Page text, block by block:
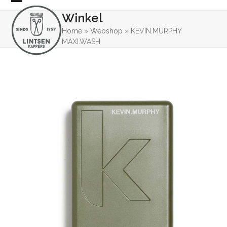
Skip
content
Open
mobile
menu
Close
mobile
menu
Winkel
Home »Webshop » KEVIN.MURPHY
MAXI.WASH